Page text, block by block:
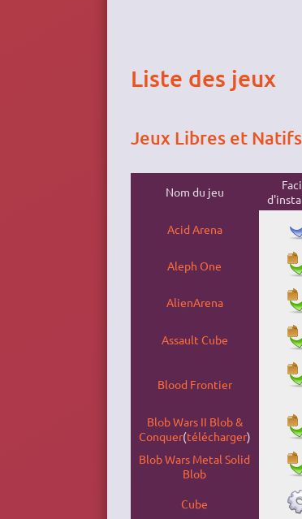
Liste des jeux
Jeux Libres et Natifs
Nom du jeu
Acid Arena
Aleph One
AlienArena
Assault Cube
Blood Frontier
Blob Wars II Blob &
Conquer(télécharger)
Blob Wars Metal Solid
Blob
Cube